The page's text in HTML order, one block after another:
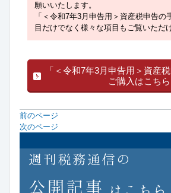
願いいたします。
「＜令和7年3月申告用＞資産税申告の
目だけでなく様々な項目もご覧いただ
「＜令和7年3月申告用＞資産
ご購入はこちら
前のページ
次のページ